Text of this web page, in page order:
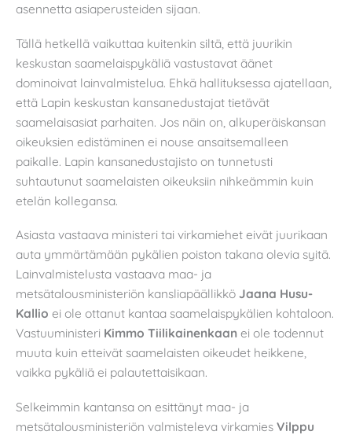
asennetta asiaperusteiden sijaan.
Tällä hetkellä vaikuttaa kuitenkin siltä, että juurikin
keskustan saamelaispykäliä vastustavat äänet
dominoivat lainvalmistelua. Ehkä hallituksessa ajatellaan,
että Lapin keskustan kansanedustajat tietävät
saamelaisasiat parhaiten. Jos näin on, alkuperäiskansan
oikeuksien edistäminen ei nouse ansaitsemalleen
paikalle. Lapin kansanedustajisto on tunnetusti
suhtautunut saamelaisten oikeuksiin nihkeämmin kuin
etelän kollegansa.
Asiasta vastaava ministeri tai virkamiehet eivät juurikaan
auta ymmärtämään pykälien poiston takana olevia syitä.
Lainvalmistelusta vastaava maa- ja
metsätalousministeriön kansliapäällikkö Jaana Husu-
Kallio ei ole ottanut kantaa saamelaispykälien kohtaloon.
Vastuuministeri Kimmo Tiilikainenkaan ei ole todennut
muuta kuin etteivät saamelaisten oikeudet heikkene,
vaikka pykäliä ei palautettaisikaan.
Selkeimmin kantansa on esittänyt maa- ja
metsätalousministeriön valmisteleva virkamies Vilppu